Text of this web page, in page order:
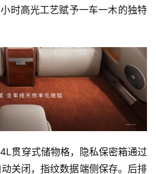
时高光工艺赋予一车一木的独特
贯穿式储物格，隐私保密箱通过
关闭，指纹数据端侧保存。后排